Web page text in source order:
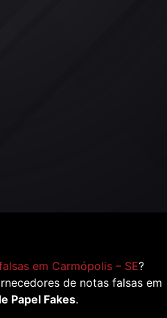
em Carmópolis – SE?
de notas falsas em
Papel Fakes.